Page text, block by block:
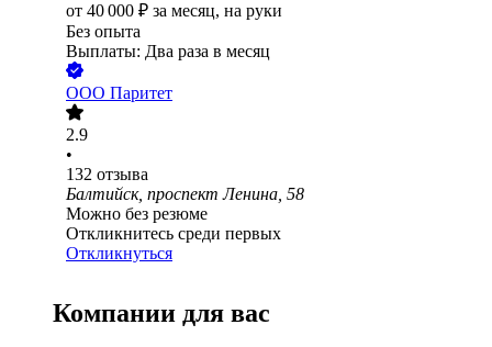
от 40 000 ₽ за месяц, на руки
Без опыта
Выплаты: Два раза в месяц
ООО Паритет
2.9
•
132 отзыва
Балтийск, проспект Ленина, 58
Можно без резюме
Откликнитесь среди первых
Откликнуться
Компании для вас